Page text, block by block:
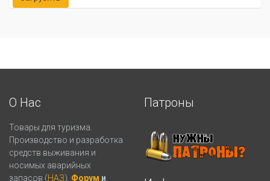
О Нас
Товары для туризма.
Производство и разработка
средств выживания и
носимых аварийных
запасов (НАЗ). Форум и
Патроны